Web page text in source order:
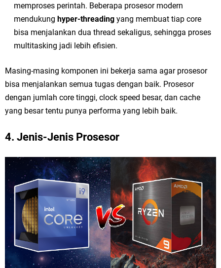
memproses perintah. Beberapa prosesor modern
mendukunghyper-threading yang membuat tiap core
bisa menjalankan dua thread sekaligus, sehingga proses
multitasking jadi lebih efisien.
Masing-masing komponen ini bekerja sama agar prosesor
bisa menjalankan semua tugas dengan baik. Prosesor
dengan jumlah core tinggi, clock speed besar, dan cache
yang besar tentu punya performa yang lebih baik.
4. Jenis-Jenis Prosesor